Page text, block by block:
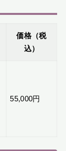
価格（税
込）
55,000円